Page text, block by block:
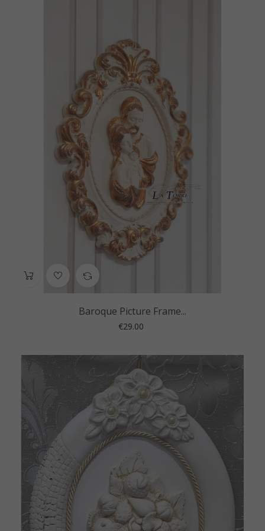
Baroque Picture Frame...
Price
€29.00